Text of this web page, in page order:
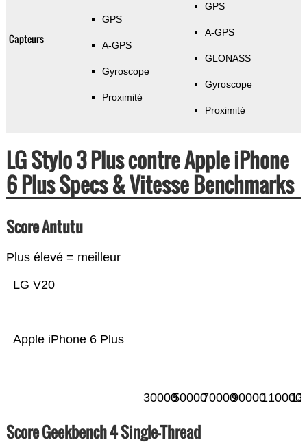
Capteurs
GPS
A-GPS
Gyroscope
Proximité
GPS
A-GPS
GLONASS
Gyroscope
Proximité
LG Stylo 3 Plus contre Apple iPhone
6 Plus Specs & Vitesse Benchmarks
Score Antutu
Plus élevé = meilleur
Apple iPhone 6 Plus
LG V20
30000500007000090000110000
Score Geekbench 4 Single-Thread